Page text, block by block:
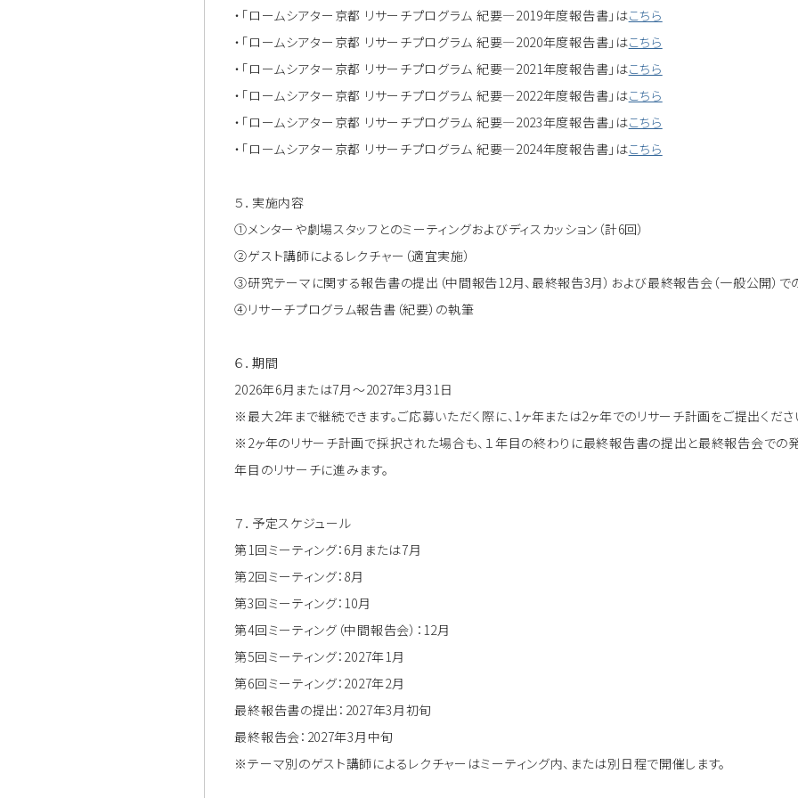
・「ロームシアター京都 リサーチプログラム 紀要―2019年度報告書」はこちら
・「ロームシアター京都 リサーチプログラム 紀要―2020年度報告書」はこちら
・「ロームシアター京都 リサーチプログラム 紀要―2021年度報告書」はこちら
・「ロームシアター京都 リサーチプログラム 紀要―2022年度報告書」はこちら
・「ロームシアター京都 リサーチプログラム 紀要―2023年度報告書」はこちら
・「ロームシアター京都 リサーチプログラム 紀要―2024年度報告書」はこちら
５．実施内容
①メンターや劇場スタッフとのミーティングおよびディスカッション（計6回）
②ゲスト講師によるレクチャー（適宜実施）
③研究テーマに関する報告書の提出（中間報告12月、最終報告3月）および最終報告会（一般公開）で
④リサーチプログラム報告書（紀要）の執筆
６．期間
2026年6月または7月～2027年3月31日
※最大2年まで継続できます。ご応募いただく際に、1ヶ年または2ヶ年でのリサーチ計画をご提出くださ
※2ヶ年のリサーチ計画で採択された場合も、１年目の終わりに最終報告書の提出と最終報告会での発
年目のリサーチに進みます。
７．予定スケジュール
第1回ミーティング：6月または7月
第2回ミーティング：8月
第3回ミーティング：10月
第4回ミーティング（中間報告会）：12月
第5回ミーティング：2027年1月
第6回ミーティング：2027年2月
最終報告書の提出：2027年3月初旬
最終報告会：2027年3月中旬
※テーマ別のゲスト講師によるレクチャーはミーティング内、または別日程で開催します。